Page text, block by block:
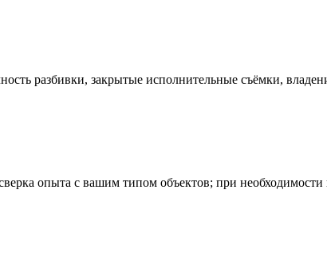
разбивки, закрытые исполнительные съёмки,
опыта с вашим типом объектов; при